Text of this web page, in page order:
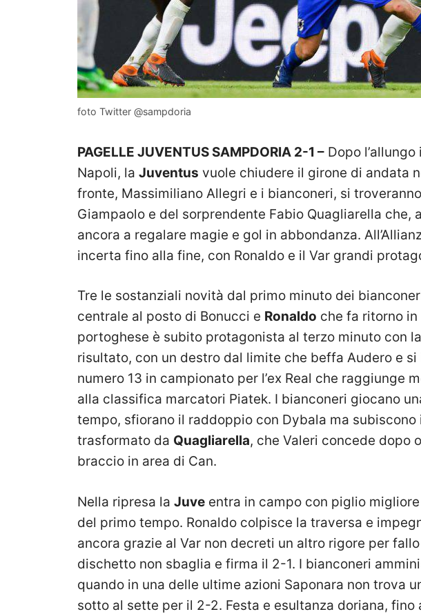
foto Twitter @sampdoria
PAGELLE JUVENTUS SAMPDORIA 2-1 – Dopo
Napoli, la Juventus vuole chiudere il girone di andata
fronte, Massimiliano Allegri e i bianconeri, si
Giampaolo e del sorprendente Fabio Quagliarella che,
ancora a regalare magie e gol in abbondanza.
incerta fino alla fine, con Ronaldo e il Var grandi
Tre le sostanziali novità dal primo minuto dei
centrale al posto di Bonucci e Ronaldo che fa ritorno
portoghese è subito protagonista al terzo minuto con
risultato, con un destro dal limite che beffa Audero e si
numero 13 in campionato per l’ex Real che raggiunge
alla classifica marcatori Piatek. I bianconeri giocano
tempo, sfiorano il raddoppio con Dybala ma
trasformato da Quagliarella, che Valeri concede dopo
braccio in area di Can.
Nella ripresa la Juve entra in campo con piglio
del primo tempo. Ronaldo colpisce la traversa e
ancora grazie al Var non decreti un altro rigore per
dischetto non sbaglia e firma il 2-1. I bianconeri
quando in una delle ultime azioni Saponara non trova
sotto al sette per il 2-2. Festa e esultanza doriana, fino